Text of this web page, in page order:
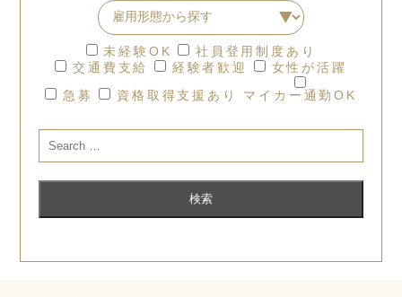
未経験OK
社員登用制度あり
交通費支給
経験者歓迎
女性が活躍
急募
資格取得支援あり マイカー通勤OK